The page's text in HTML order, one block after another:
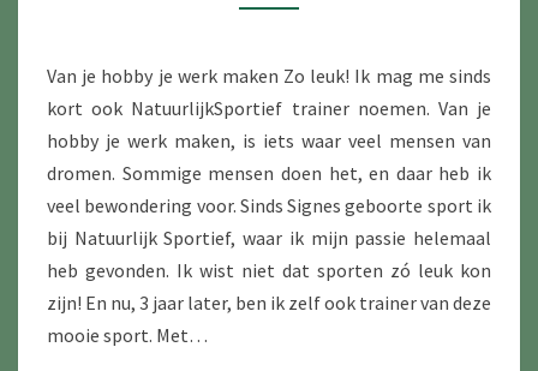
SLAG!
Van je hobby je werk maken Zo leuk! Ik mag me sinds
kort ook NatuurlijkSportief trainer noemen. Van je
hobby je werk maken, is iets waar veel mensen van
dromen. Sommige mensen doen het, en daar heb ik
veel bewondering voor. Sinds Signes geboorte sport ik
bij Natuurlijk Sportief, waar ik mijn passie helemaal
heb gevonden. Ik wist niet dat sporten zó leuk kon
zijn! En nu, 3 jaar later, ben ik zelf ook trainer van deze
mooie sport. Met…